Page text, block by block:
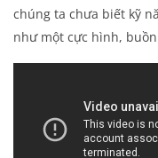
chúng ta chưa biết kỹ
như một cực hình,